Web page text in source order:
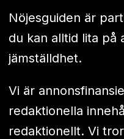
Nöjesguiden är
du kan alltid lita på
jämställdhet.
Vi är
redaktionella
redaktionellt. Vi